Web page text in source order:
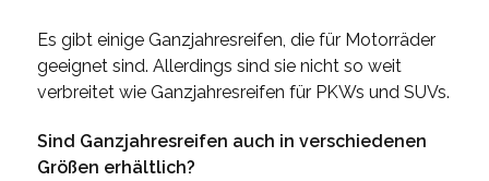
Es gibt einige Ganzjahresreifen, die für Motorräder
geeignet sind. Allerdings sind sie nicht so weit
verbreitet wie Ganzjahresreifen für PKWs und SUVs.
Sind Ganzjahresreifen auch in verschiedenen
Größen erhältlich?